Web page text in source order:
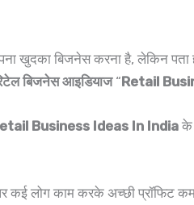
खुदका बिजनेस करना है, लेकिन पता
बिजनेस आइडियाज“Retail
Business Ideas In India के
कई लोग काम करके अच्छी प्रॉफिट